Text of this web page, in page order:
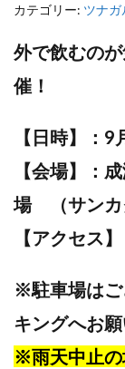
カテゴリー: ツナガ
外で飲むの
催！
【日時】：
【会場】：
場 （サンカ
【アクセス
※駐車場はご
キングへお願
※雨天中止の